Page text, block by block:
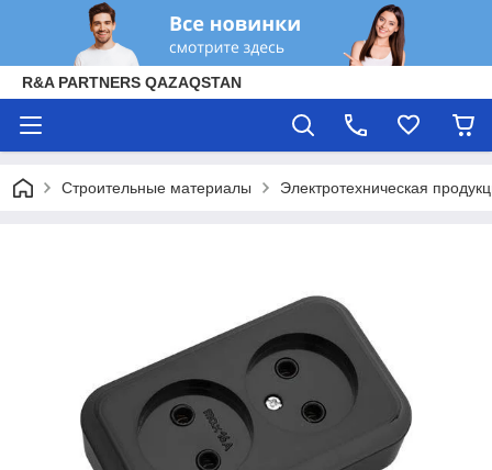
R&A PARTNERS QAZAQSTAN
Строительные материалы Электротехническая